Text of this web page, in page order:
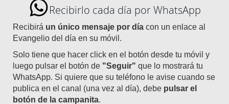
Recibirlo cada día por WhatsApp
Recibirá un único mensaje por día con un enlace al
Evangelio del día en su móvil.
Solo tiene que hacer click en el botón desde tu móvil y
luego pulsar el botón de "Seguir" que lo mostrará tu
WhatsApp. Si quiere que su teléfono le avise cuando se
publica en el canal (una vez al día), debe pulsar el
botón de la campanita.